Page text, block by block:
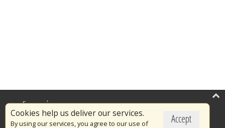
Accept
Cookies help us deliver our services.
By using our services, you agree to our use of
Επικαιρότητα
Το Πυροσβεστικό Σώμα